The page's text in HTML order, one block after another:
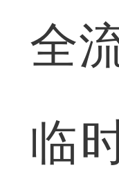
全
临